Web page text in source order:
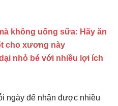
không uống sữa: Hãy ăn
cho xương này
nhỏ bé với nhiều lợi ích
ngày để nhận được nhiều